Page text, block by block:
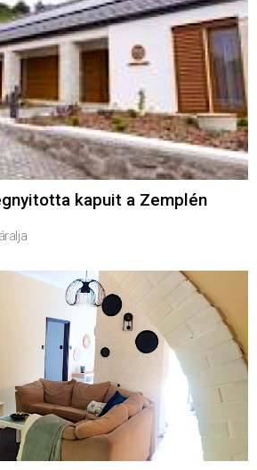
kapuit a Zemplén